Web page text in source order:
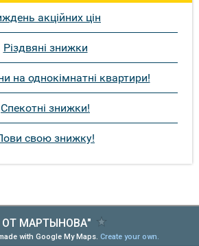
акційних цін
Різдвяні знижки
на однокімнатні квартири!
Спекотні знижки!
свою знижку!